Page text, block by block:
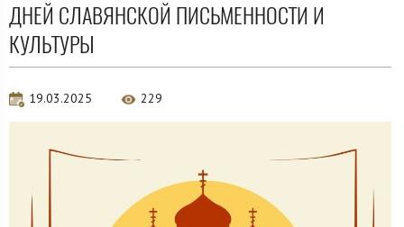
ДНЕЙ СЛАВЯНСКОЙ ПИСЬМЕННОСТИ И
КУЛЬТУРЫ
19.03.2025 229